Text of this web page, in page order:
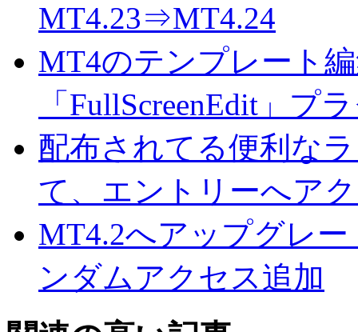
MT4.23⇒MT4.24
MT4のテンプレート
「FullScreenEdit」プ
配布されてる便利な
て、エントリーへア
MT4.2へアップグレ
ンダムアクセス追加